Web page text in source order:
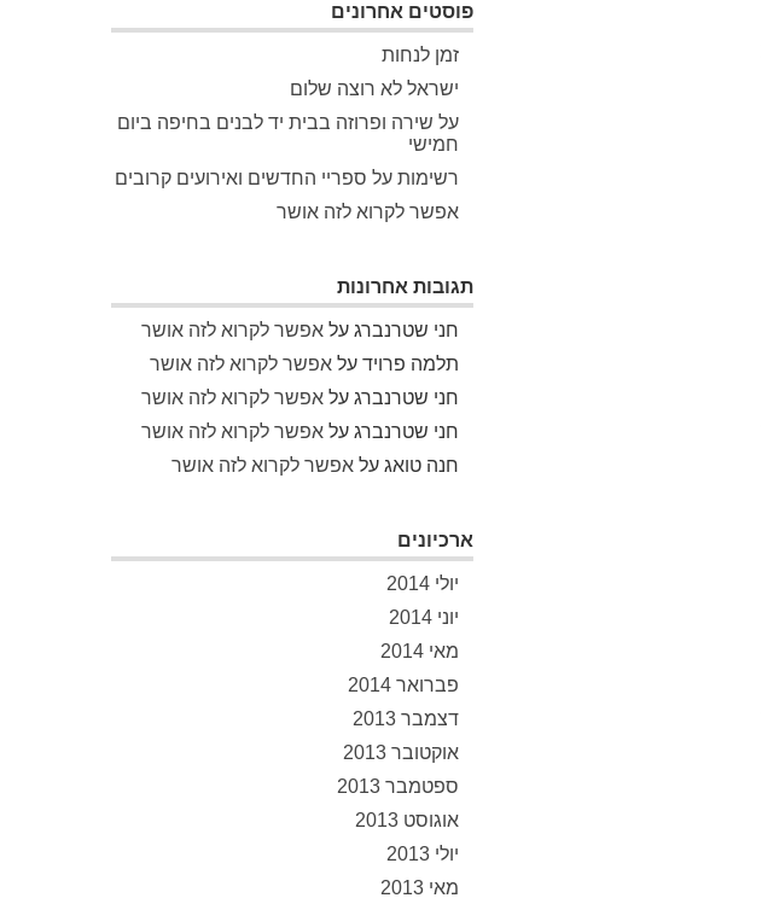
פוסטים אחרונים
זמן לנחות
ישראל לא רוצה שלום
על שירה ופרוזה בבית יד לבנים בחיפה ביום
חמישי
רשימות על ספריי החדשים ואירועים קרובים
אפשר לקרוא לזה אושר
תגובות אחרונות
חני שטרנברג על אפשר לקרוא לזה אושר
תלמה פרויד על אפשר לקרוא לזה אושר
חני שטרנברג על אפשר לקרוא לזה אושר
חני שטרנברג על אפשר לקרוא לזה אושר
חנה טואג על אפשר לקרוא לזה אושר
ארכיונים
יולי 2014
יוני 2014
מאי 2014
פברואר 2014
דצמבר 2013
אוקטובר 2013
ספטמבר 2013
אוגוסט 2013
יולי 2013
מאי 2013